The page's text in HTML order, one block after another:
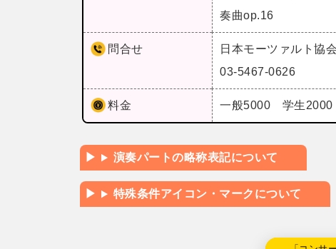
奏曲op.16
問合せ
日本モーツァルト協会
03-5467-0626
料金 一般5000 学生2000
演奏パートの略称表記について
特殊条件アイコン・マークについて